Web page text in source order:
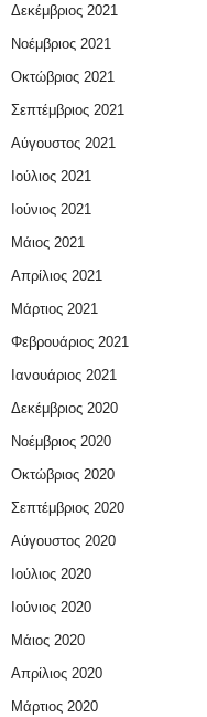
Δεκέμβριος 2021
Νοέμβριος 2021
Οκτώβριος 2021
Σεπτέμβριος 2021
Αύγουστος 2021
Ιούλιος 2021
Ιούνιος 2021
Μάιος 2021
Απρίλιος 2021
Μάρτιος 2021
Φεβρουάριος 2021
Ιανουάριος 2021
Δεκέμβριος 2020
Νοέμβριος 2020
Οκτώβριος 2020
Σεπτέμβριος 2020
Αύγουστος 2020
Ιούλιος 2020
Ιούνιος 2020
Μάιος 2020
Απρίλιος 2020
Μάρτιος 2020